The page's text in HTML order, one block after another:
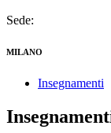
Sede:
MILANO
Insegnamenti